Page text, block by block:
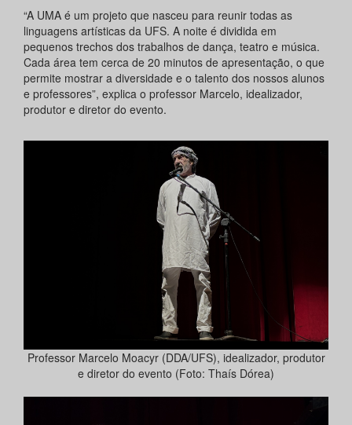
“A UMA é um projeto que nasceu para reunir todas as
linguagens artísticas da UFS. A noite é dividida em
pequenos trechos dos trabalhos de dança, teatro e música.
Cada área tem cerca de 20 minutos de apresentação, o que
permite mostrar a diversidade e o talento dos nossos alunos
e professores”, explica o professor Marcelo, idealizador,
produtor e diretor do evento.
Professor Marcelo Moacyr (DDA/UFS), idealizador, produtor
e diretor do evento (Foto: Thaís Dórea)